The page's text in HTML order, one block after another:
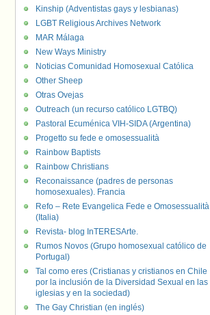
Kinship (Adventistas gays y lesbianas)
LGBT Religious Archives Network
MAR Málaga
New Ways Ministry
Noticias Comunidad Homosexual Católica
Other Sheep
Otras Ovejas
Outreach (un recurso católico LGTBQ)
Pastoral Ecuménica VIH-SIDA (Argentina)
Progetto su fede e omosessualità
Rainbow Baptists
Rainbow Christians
Reconaissance (padres de personas
homosexuales). Francia
Refo – Rete Evangelica Fede e Omosessualità
(Italia)
Revista- blog InTERESArte.
Rumos Novos (Grupo homosexual católico de
Portugal)
Tal como eres (Cristianas y cristianos en Chile
por la inclusión de la Diversidad Sexual en las
iglesias y en la sociedad)
The Gay Christian (en inglés)